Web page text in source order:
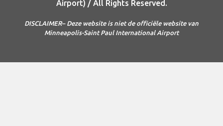
Airport) / All Rights Reserved.
DISCLAIMER– Deze website is niet de officiële website van
Minneapolis-Saint Paul International Airport